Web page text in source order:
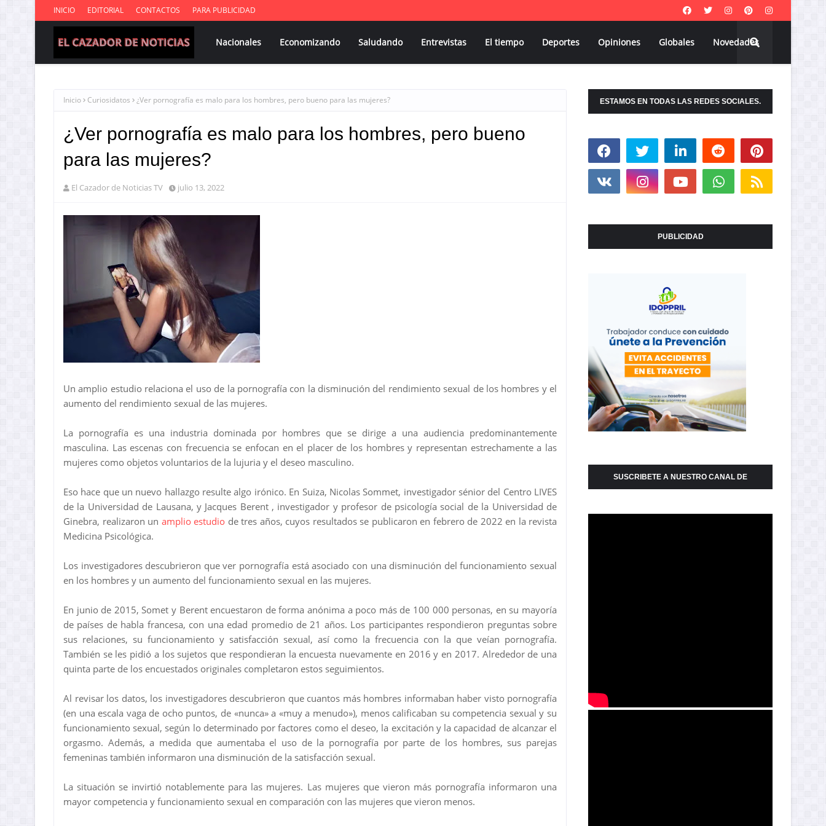
INICIO EDITORIAL CONTACTOS PARA PUBLICIDAD
Nacionales Economizando Saludando Entrevistas El tiempo Deportes Opiniones Globales Novedades
Inicio Curiosidatos ¿Ver pornografía es malo para los hombres, pero bueno para las mujeres?
¿Ver pornografía es malo para los hombres, pero bueno
para las mujeres?
El Cazador de Noticias TV julio 13, 2022
Un amplio estudio relaciona el uso de la pornografía con la disminución del rendimiento sexual de los hombres y el
aumento del rendimiento sexual de las mujeres.
La pornografía es una industria dominada por hombres que se dirige a una audiencia predominantemente
masculina. Las escenas con frecuencia se enfocan en el placer de los hombres y representan estrechamente a las
mujeres como objetos voluntarios de la lujuria y el deseo masculino.
Eso hace que un nuevo hallazgo resulte algo irónico. En Suiza, Nicolas Sommet, investigador sénior del Centro LIVES
de la Universidad de Lausana, y Jacques Berent , investigador y profesor de psicología social de la Universidad de
Ginebra, realizaron un amplio estudio de tres años, cuyos resultados se publicaron en febrero de 2022 en la revista
Medicina Psicológica.
Los investigadores descubrieron que ver pornografía está asociado con una disminución del funcionamiento sexual
en los hombres y un aumento del funcionamiento sexual en las mujeres.
En junio de 2015, Somet y Berent encuestaron de forma anónima a poco más de 100 000 personas, en su mayoría
de países de habla francesa, con una edad promedio de 21 años. Los participantes respondieron preguntas sobre
sus relaciones, su funcionamiento y satisfacción sexual, así como la frecuencia con la que veían pornografía.
También se les pidió a los sujetos que respondieran la encuesta nuevamente en 2016 y en 2017. Alrededor de una
quinta parte de los encuestados originales completaron estos seguimientos.
Al revisar los datos, los investigadores descubrieron que cuantos más hombres informaban haber visto pornografía
(en una escala vaga de ocho puntos, de «nunca» a «muy a menudo»), menos calificaban su competencia sexual y su
funcionamiento sexual, según lo determinado por factores como el deseo, la excitación y la capacidad de alcanzar el
orgasmo. Además, a medida que aumentaba el uso de la pornografía por parte de los hombres, sus parejas
femeninas también informaron una disminución de la satisfacción sexual.
La situación se invirtió notablemente para las mujeres. Las mujeres que vieron más pornografía informaron una
mayor competencia y funcionamiento sexual en comparación con las mujeres que vieron menos.
ESTAMOS EN TODAS LAS REDES SOCIALES.
PUBLICIDAD
SUSCRIBETE A NUESTRO CANAL DE